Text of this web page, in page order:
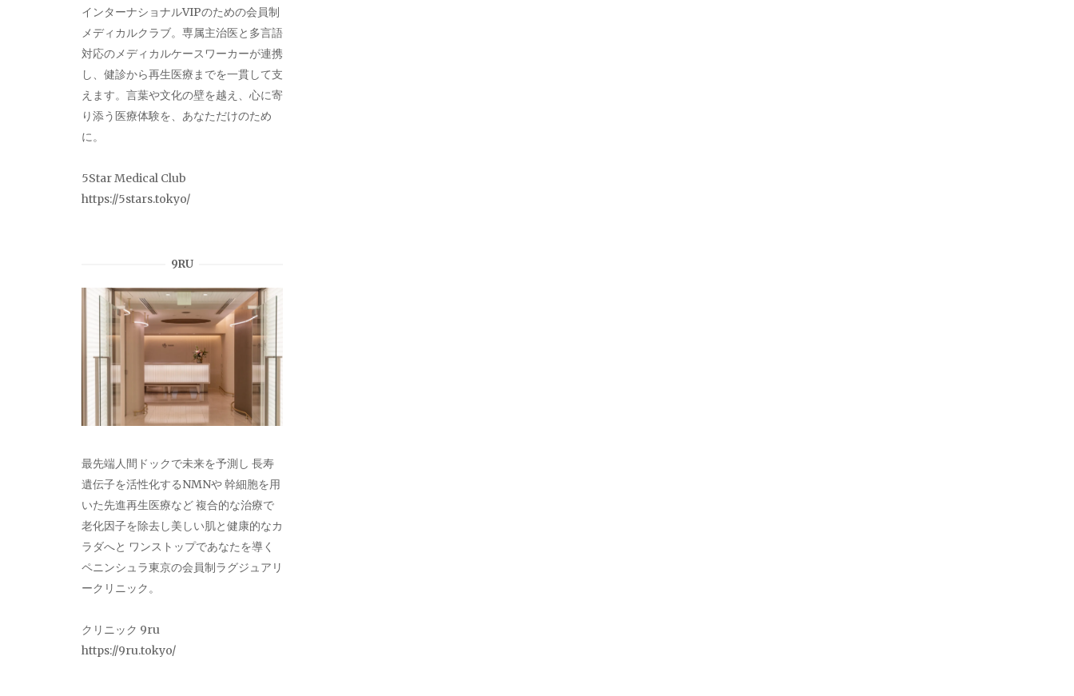
インターナショナルVIPのための会員制
メディカルクラブ。専属主治医と多言語
対応のメディカルケースワーカーが連携
し、健診から再生医療までを一貫して支
えます。言葉や文化の壁を越え、心に寄
り添う医療体験を、あなただけのため
に。
5Star Medical Club
https://5stars.tokyo/
9RU
最先端人間ドックで未来を予測し 長寿
遺伝子を活性化するNMNや 幹細胞を用
いた先進再生医療など 複合的な治療で
老化因子を除去し美しい肌と健康的なカ
ラダへと ワンストップであなたを導く
ペニンシュラ東京の会員制ラグジュアリ
ークリニック。
クリニック 9ru
https://9ru.tokyo/